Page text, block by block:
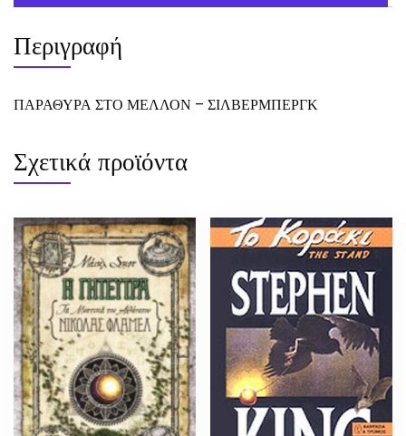
Περιγραφή
ΠΑΡΑΘΥΡΑ ΣΤΟ ΜΕΛΛΟΝ – ΣΙΛΒΕΡΜΠΕΡΓΚ
Σχετικά προϊόντα